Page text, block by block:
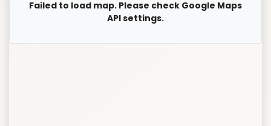
Failed to load map. Please check Google Maps
API settings.